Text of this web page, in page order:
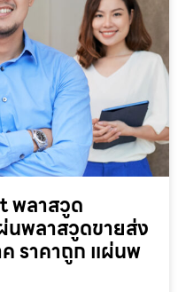
พลาสวูด
นพลาสวูดขายส่ง
ราคาถูก แผ่นพ